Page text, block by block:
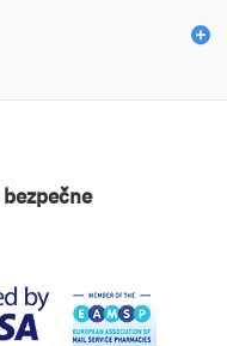
bezpečne